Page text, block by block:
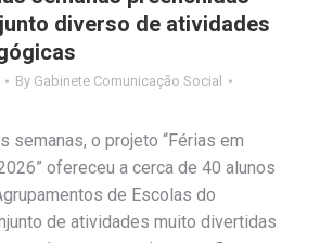
diverso de atividades
By Gabinete Comunicação Social
semanas, o projeto “Férias em
ofereceu a cerca de 40 alunos
de Escolas do
de atividades muito divertidas